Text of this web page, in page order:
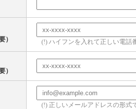
） (!) ハイフンを入れて正しい電話
）
(!) 正しいメールアドレスの形式